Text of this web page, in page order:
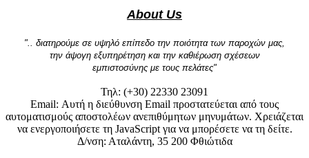
About Us
".. διατηρούμε σε υψηλό επίπεδο την ποιότητα των παροχών μας,
την άψογη εξυπηρέτηση και την καθιέρωση σχέσεων
εμπιστοσύνης με τους πελάτες"
Τηλ: (+30) 22330 23091
Email: Αυτή η διεύθυνση Email προστατεύεται από τους
αυτοματισμούς αποστολέων ανεπιθύμητων μηνυμάτων. Χρειάζεται
να ενεργοποιήσετε τη JavaScript για να μπορέσετε να τη δείτε.
Δ/νση: Αταλάντη, 35 200 Φθιώτιδα